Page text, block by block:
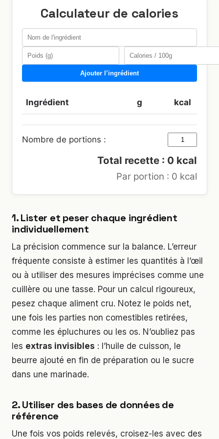
Calculateur de calories
Ajouter l’ingrédient
Ingrédient g kcal
Nombre de portions :
Total recette : 0 kcal
Par portion : 0 kcal
1. Lister et peser chaque ingrédient
individuellement
La précision commence sur la balance. L’erreur
fréquente consiste à estimer les quantités à l’œil
ou à utiliser des mesures imprécises comme une
cuillère ou une tasse. Pour un calcul rigoureux,
pesez chaque aliment cru. Notez le poids net,
une fois les parties non comestibles retirées,
comme les épluchures ou les os. N’oubliez pas
les extras invisibles : l’huile de cuisson, le
beurre ajouté en fin de préparation ou le sucre
dans une marinade.
2. Utiliser des bases de données de
référence
Une fois vos poids relevés, croisez-les avec des